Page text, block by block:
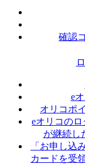
確認
e
オリコポ
eオリコの
が継続し
「お申し込
カードを受